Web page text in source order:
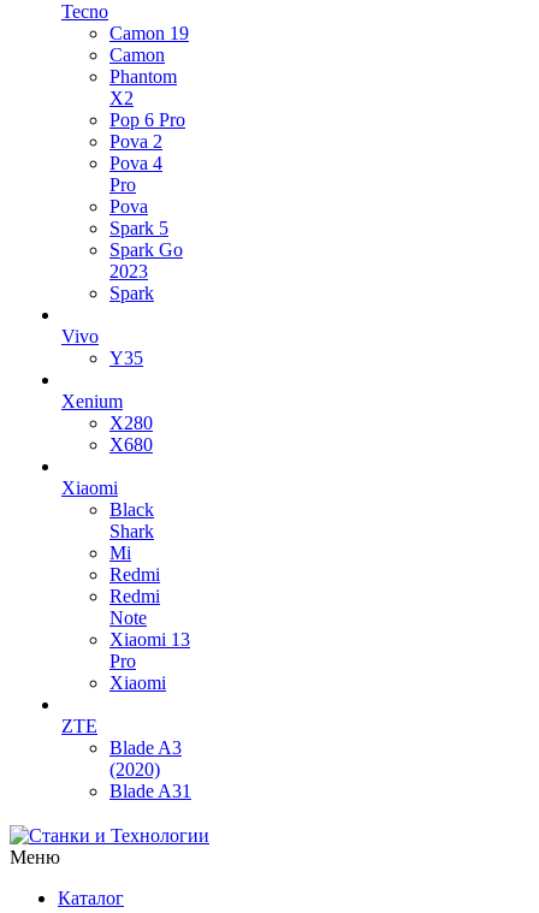
Tecno
Camon 19
Camon
Phantom
X2
Pop 6 Pro
Pova 2
Pova 4
Pro
Pova
Spark 5
Spark Go
2023
Spark
Vivo
Y35
Xenium
X280
X680
Xiaomi
Black
Shark
Mi
Redmi
Redmi
Note
Xiaomi 13
Pro
Xiaomi
ZTE
Blade A3
(2020)
Blade A31
Меню
Каталог